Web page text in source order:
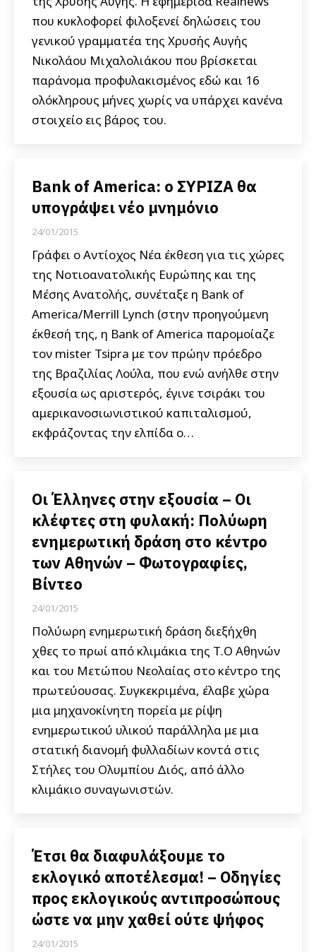
που κυκλοφορεί φιλοξενεί δηλώσεις του
γενικού γραμματέα της Χρυσής Αυγής
Νικολάου Μιχαλολιάκου που βρίσκεται
παράνομα προφυλακισμένος εδώ και 16
ολόκληρους μήνες χωρίς να υπάρχει κανένα
στοιχείο εις βάρος του.
Bank of America: ο ΣΥΡΙΖΑ θα
υπογράψει νέο μνημόνιο
24/01/2015
Γράφει ο Αντίοχος Νέα έκθεση για τις χώρες
της Νοτιοανατολικής Ευρώπης και της
Μέσης Ανατολής, συνέταξε η Bank of
America/Merrill Lynch (στην προηγούμενη
έκθεσή της, η Bank of America παρομοίαζε
τον mister Tsipra με τον πρώην πρόεδρο
της Βραζιλίας Λούλα, που ενώ ανήλθε στην
εξουσία ως αριστερός, έγινε τσιράκι του
αμερικανοσιωνιστικού καπιταλισμού,
εκφράζοντας την ελπίδα ο…
Οι Έλληνες στην εξουσία – Οι
κλέφτες στη φυλακή: Πολύωρη
ενημερωτική δράση στο κέντρο
των Αθηνών – Φωτογραφίες,
Βίντεο
24/01/2015
Πολύωρη ενημερωτική δράση διεξήχθη
χθες το πρωί από κλιμάκια της Τ.Ο Αθηνών
και του Μετώπου Νεολαίας στο κέντρο της
πρωτεύουσας. Συγκεκριμένα, έλαβε χώρα
μια μηχανοκίνητη πορεία με ρίψη
ενημερωτικού υλικού παράλληλα με μια
στατική διανομή φυλλαδίων κοντά στις
Στήλες του Ολυμπίου Διός, από άλλο
κλιμάκιο συναγωνιστών.
Έτσι θα διαφυλάξουμε το
εκλογικό αποτέλεσμα! – Οδηγίες
προς εκλογικούς αντιπροσώπους
ώστε να μην χαθεί ούτε ψήφος
24/01/2015